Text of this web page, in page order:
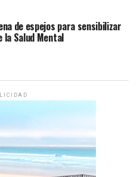
de espejos para sensibilizar
la Salud Mental